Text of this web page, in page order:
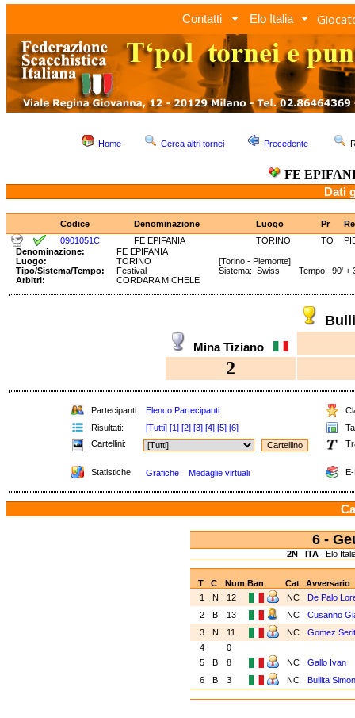
Contatti Elo Italia
Home Cerca altri tornei Precedente
FE
Dati
Codice Denominazione Luogo Pr
0901051C
FE EPIFANIA TORINO TO
Denominazione:
FE EPIFANIA
Luogo:
TORINO
[Torino - Piemonte]
Tipo/Sistema/Tempo:
Festival
Sistema: Swiss Tempo: 90' +
Arbitri:
CORDARA MICHELE
Mina Tiziano
2
Partecipanti: Elenco Partecipanti
Risultati:
[Tutti] [1] [2] [3] [4] [5] [6]
Cartellini:
Statistiche: Grafiche Medaglie virtuali
6 -
2N ITA Elo
T C Num Ban Cat
Avversario
1
N 12 NC
De Palo
2
B 13 NC
Cusanno
3
N 11 NC
Gomez
4
0
5
B 8 NC
Gallo Ivan
6
B 3 NC Bullita